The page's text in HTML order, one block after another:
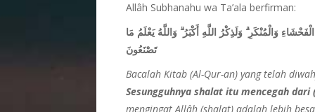
Allâh Subhanahu wa Ta’ala berfirman:
وَالْمُنْكَرِۗ وَلَذِكْرُ اللَّهِ أَكْبَرُۗ وَاللَّهُ يَعْلَمُ مَا
تَصْنَعُونَ
Bacalah Kitab (Al-Qur-an) yang telah
Sesungguhnya shalat itu mencegah
mengingat Allâh (shalat) adalah lebih